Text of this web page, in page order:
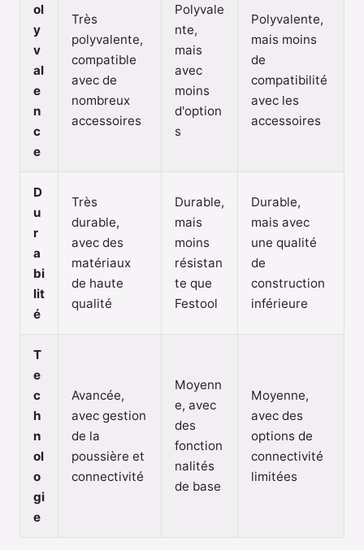
ol
y
v
al
e
n
c
e
Très
polyvalente,
compatible
avec de
nombreux
accessoires
Polyvale
nte,
mais
avec
moins
d'option
s
Polyvalente,
mais moins
de
compatibilité
avec les
accessoires
D
u
r
a
bi
lit
é
Très
durable,
avec des
matériaux
de haute
qualité
Durable,
mais
moins
résistan
te que
Festool
Durable,
mais avec
une qualité
de
construction
inférieure
T
e
c
h
n
ol
o
gi
e
Avancée,
avec gestion
de la
poussière et
connectivité
Moyenn
e, avec
des
fonction
nalités
de base
Moyenne,
avec des
options de
connectivité
limitées